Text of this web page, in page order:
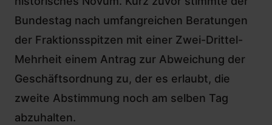
Bundestag nach umfangreichen Beratungen
der Fraktionsspitzen mit einer Zwei-Drittel-
Mehrheit einem Antrag zur Abweichung der
Geschäftsordnung zu, der es erlaubt, die
zweite Abstimmung noch am selben Tag
abzuhalten.